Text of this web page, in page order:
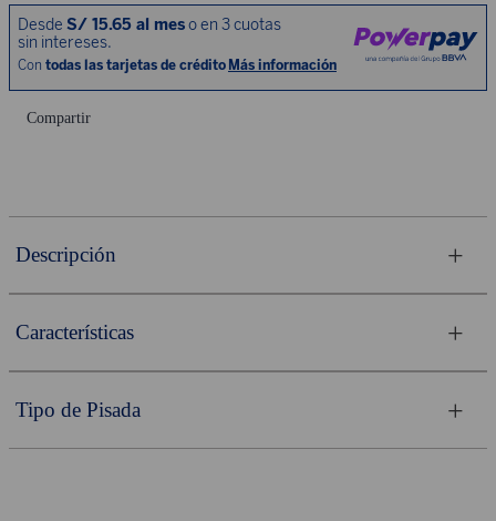
Compartir
Descripción
Características
Tipo de Pisada